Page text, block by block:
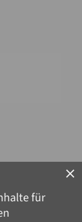
close
für